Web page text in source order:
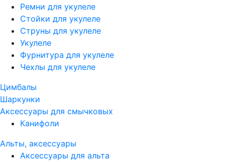
Ремни для укулеле
Стойки для укулеле
Струны для укулеле
Укулеле
Фурнитура для укулеле
Чехлы для укулеле
Цимбалы
Шаркунки
Аксессуары для смычковых
Канифоли
Альты, аксессуары
Аксессуары для альта